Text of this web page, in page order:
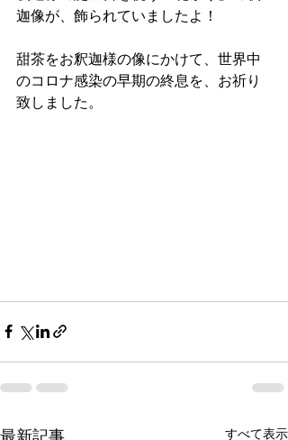
迦像が、飾られていましたよ！
甜茶をお釈迦様の像にかけて、世界中
のコロナ感染の早期の終息を、お祈り
致しました。
最新記事 すべて表示